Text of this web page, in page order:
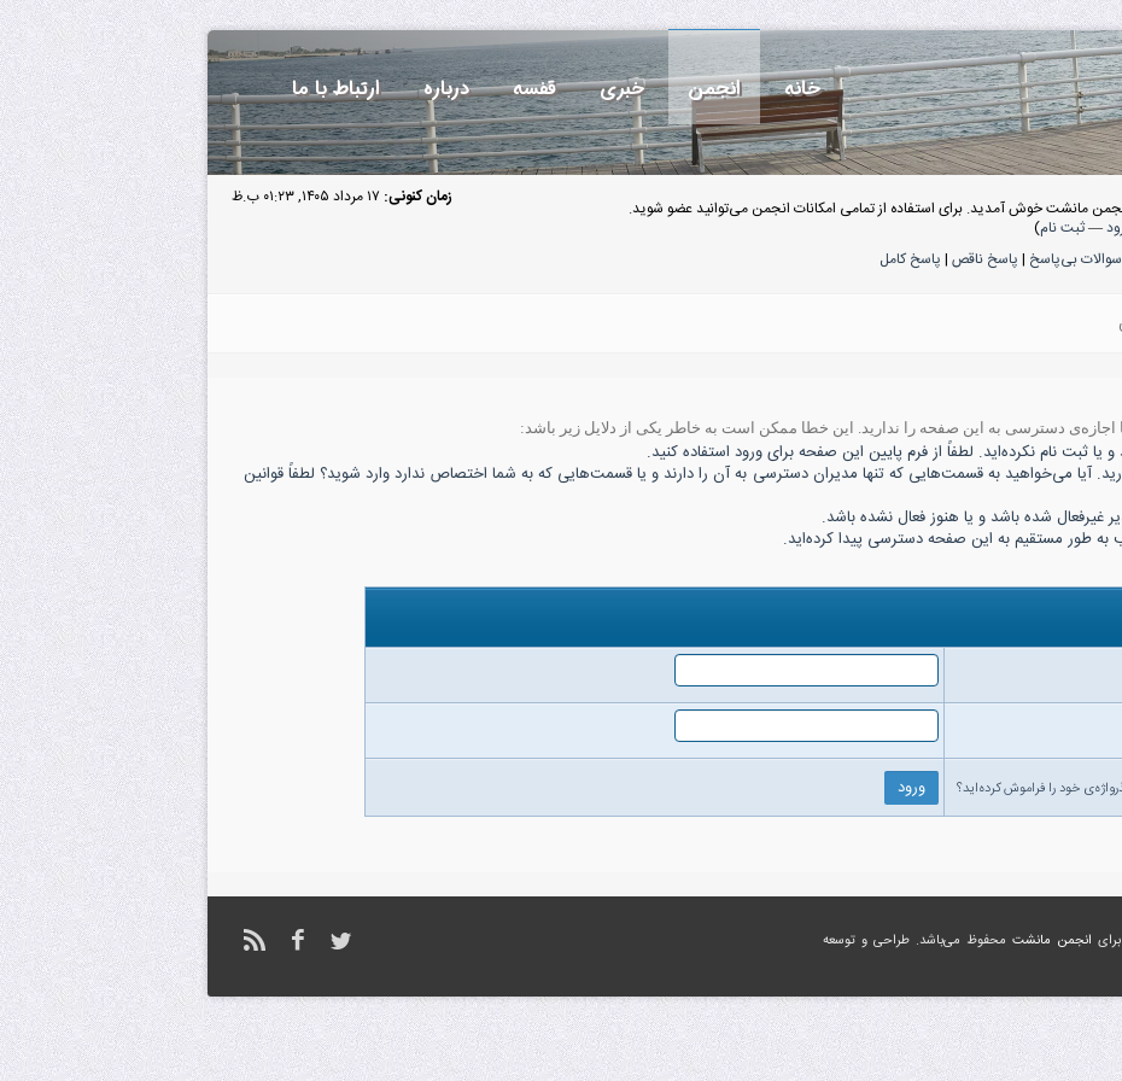
خانه انجمن خبری قفسه درباره ارتباط با ما
زمان کنونی: ۱۷ مرداد ۱۴۰۵, ۰۱:۲۳ ب.ظ
مانشت خوش آمدید. برای استفاده از تمامی امکانات انجمن می‌توانید عضو شوید.
—ثبت نام)
سوالات بی‌پاسخ | پاسخ ناقص | پاسخ کامل
اجازه‌ی دسترسی به این صفحه را ندارید. این خطا ممکن است به خاطر یکی از دلایل زیر باشد:
ثبت نام نکرده‌اید. لطفاً از فرم پایین این صفحه برای ورود استفاده کنید.
آیا می‌خواهید به قسمت‌هایی که تنها مدیران دسترسی به آن را دارند و یا قسمت‌هایی که به شما اختصاص ندارد وارد شوید؟ لطفاً قوانین
شده باشد و یا هنوز فعال نشده باشد.
به طور مستقیم به این صفحه دسترسی پیدا کرده‌اید.
خود را فراموش کرده‌اید؟
انجمن مانشت محفوظ می‌باشد. طراحی و توسعه